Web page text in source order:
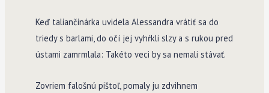
Keď taliančinárka uvidela Alessandra vrátiť sa do
triedy s barlami, do očí jej vyhŕkli slzy a s rukou pred
ústami zamrmlala: Takéto veci by sa nemali stávať.
Zovriem falošnú pištoľ, pomaly ju zdvihnem